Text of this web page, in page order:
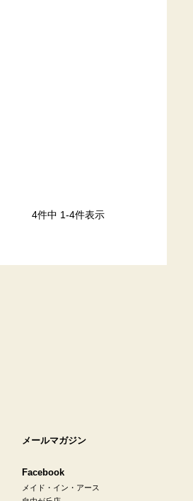
4件中 1-4件表示
メールマガジン
Facebook
メイド・イン・アース